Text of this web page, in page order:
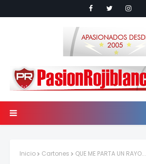
Inicio Cartones QUE ME PARTA UN RAYO...